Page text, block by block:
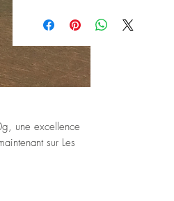
une excellence
sur Les